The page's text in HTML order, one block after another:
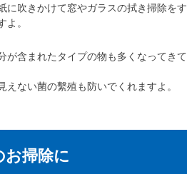
に吹きかけて窓やガラスの拭き掃除をす
よ。
が含まれたタイプの物も多くなってきて
ない菌の繫殖も防いでくれますよ。
掃除に